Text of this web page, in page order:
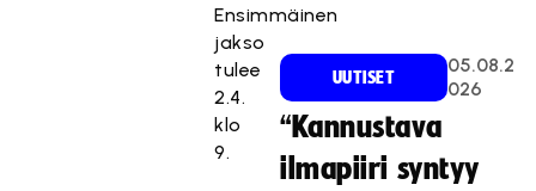
Ensimmäinen
jakso
tulee
2.4.
klo
9.
UUTISET
05.08.2
026
“Kannustava
ilmapiiri syntyy